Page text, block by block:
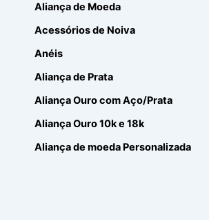
Aliança de Moeda
Acessórios de Noiva
Anéis
Aliança de Prata
Aliança Ouro com Aço/Prata
Aliança Ouro 10k e 18k
Aliança de moeda Personalizada